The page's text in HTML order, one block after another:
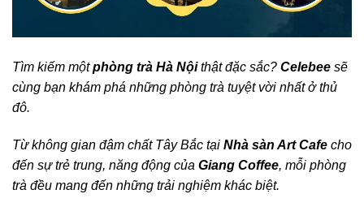
Tìm kiếm mộtphòng trà Hà Nộithật đặc sắc? Celebee sẽ
cùng bạn khám phá những phòng trà tuyệt vời nhất ở thủ
đô.
Từ không gian đậm chất Tây Bắc tại Nhà sàn Art Cafe cho
đến sự trẻ trung, năng động của Giang Coffee, mỗi phòng
trà đều mang đến những trải nghiệm khác biệt.